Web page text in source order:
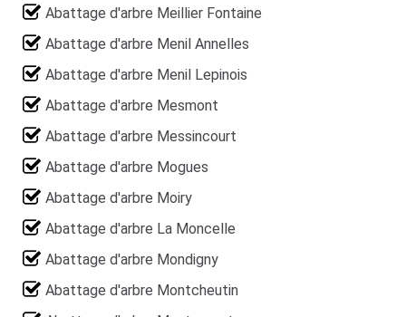
Abattage d'arbre Meillier Fontaine
Abattage d'arbre Menil Annelles
Abattage d'arbre Menil Lepinois
Abattage d'arbre Mesmont
Abattage d'arbre Messincourt
Abattage d'arbre Mogues
Abattage d'arbre Moiry
Abattage d'arbre La Moncelle
Abattage d'arbre Mondigny
Abattage d'arbre Montcheutin